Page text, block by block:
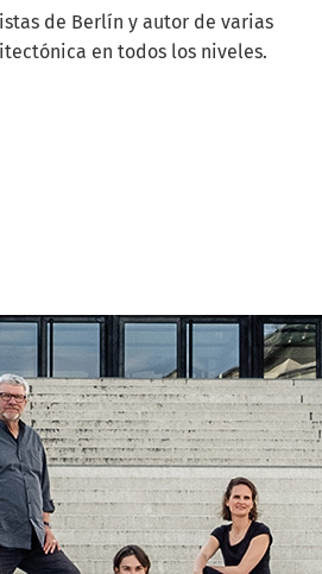
de Berlín y autor de varias
en todos los niveles.